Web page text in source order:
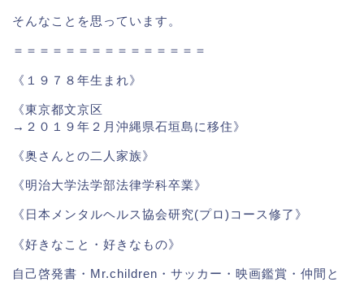
そんなことを思っています。
＝＝＝＝＝＝＝＝＝＝＝＝＝＝＝
《１９７８年生まれ》
《東京都文京区
→２０１９年２月沖縄県石垣島に移住》
《奥さんとの二人家族》
《明治大学法学部法律学科卒業》
《日本メンタルヘルス協会研究(プロ)コース修了》
《好きなこと・好きなもの》
自己啓発書・Mr.children・サッカー・映画鑑賞・仲間と